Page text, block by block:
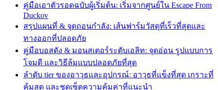
คู่มือเอาตัวรอดฉบับผู้เริ่มต้น: เริ่มจากศูนย์ใน Escape From
Duckov
สรุปแผนที่ & จุดถอนกำลัง: เส้นฟาร์มวัสดุที่เร็วที่สุดและ
ทางออกที่ปลอดภัย
คู่มือบอสดัง & มอนสเตอร์ระดับเอลิท: จุดอ่อน รูปแบบการ
โจมตี และวิธีล้มแบบปลอดภัยที่สุด
ลำดับ tier ของอาวุธและอุปกรณ์: อาวุธที่แข็งที่สุด เกราะที่
คุ้มสุด และชุดเซ็ตความคุ้มค่าที่แนะนำ